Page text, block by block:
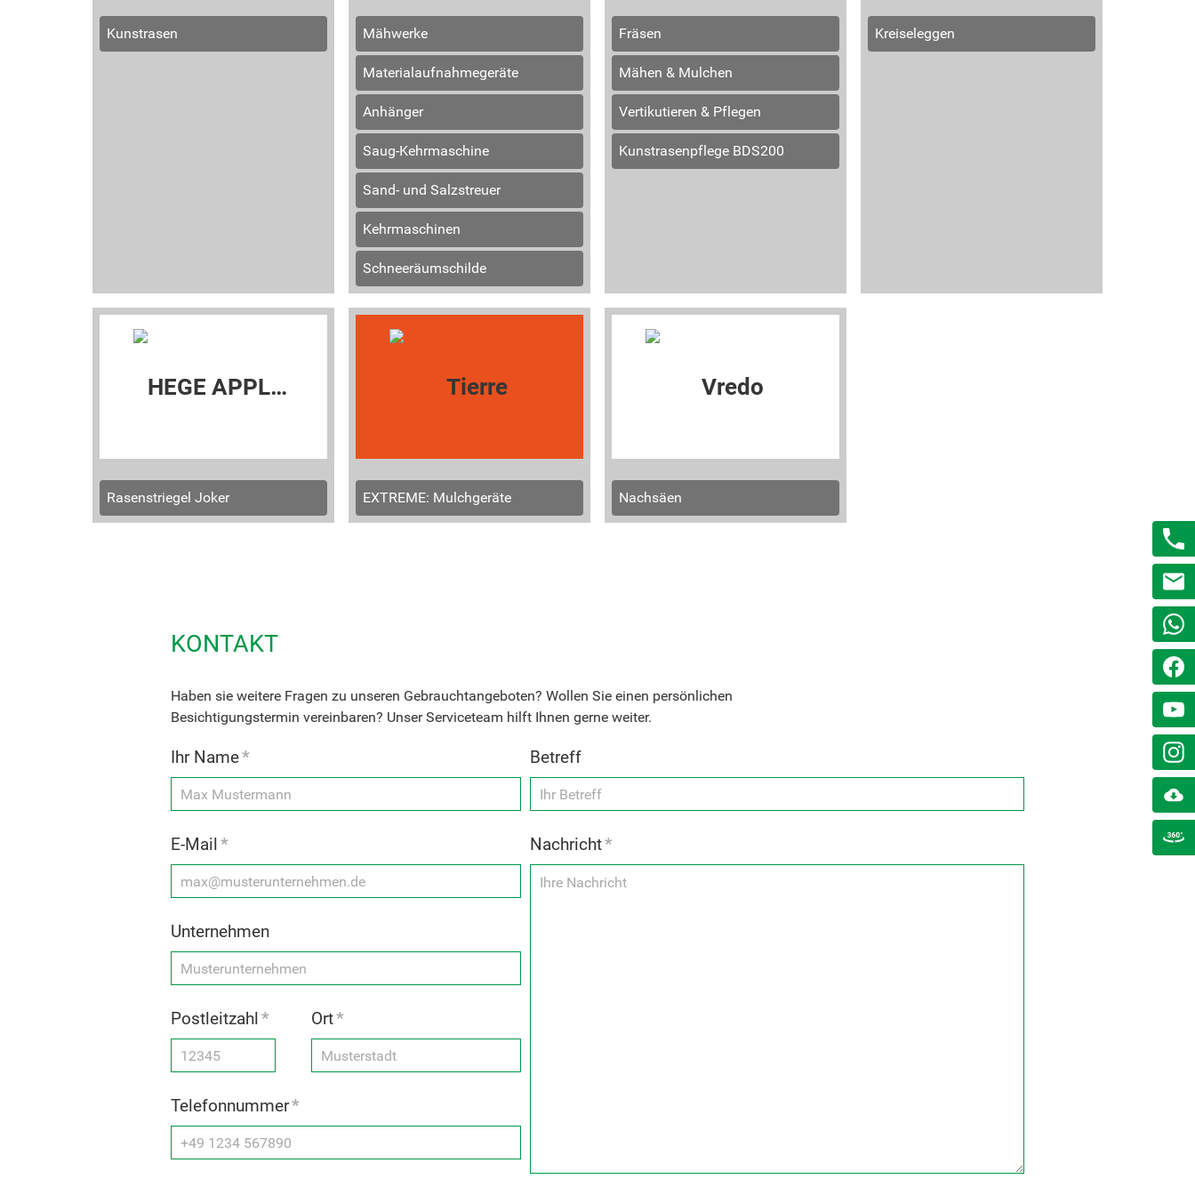
Kunstrasen Mähwerke
Materialaufnahmegeräte
Anhänger
Saug-Kehrmaschine
Sand- und Salzstreuer
Kehrmaschinen
Schneeräumschilde
Fräsen
Mähen & Mulchen
Vertikutieren & Pflegen
Kunstrasenpflege BDS200
Kreiseleggen
Rasenstriegel Joker EXTREME: Mulchgeräte Nachsäen
KONTAKT
Haben sie weitere Fragen zu unseren Gebrauchtangeboten? Wollen Sie einen persönlichen
Besichtigungstermin vereinbaren? Unser Serviceteam hilft Ihnen gerne weiter.
Ihr Name*
E-Mail*
Unternehmen
Postleitzahl* Ort*
Telefonnummer*
Betreff
Nachricht*
Too
Many
Requests